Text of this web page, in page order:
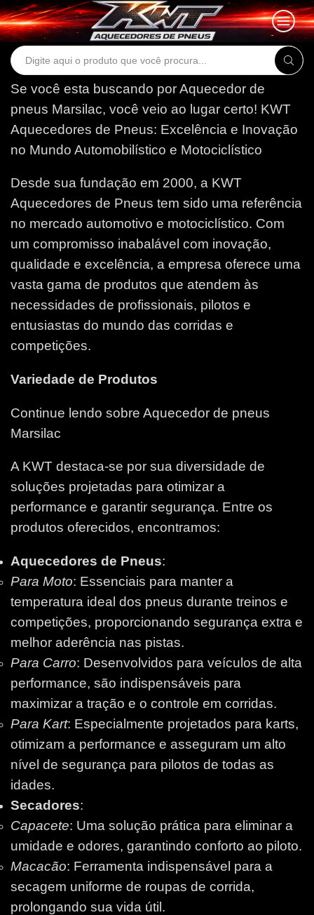
Search
Se você esta buscando por Aquecedor de
pneus Marsilac, você veio ao lugar certo! KWT
Aquecedores de Pneus: Excelência e Inovação
no Mundo Automobilístico e Motociclístico
Desde sua fundação em 2000, a KWT
Aquecedores de Pneus tem sido uma referência
no mercado automotivo e motociclístico. Com
um compromisso inabalável com inovação,
qualidade e excelência, a empresa oferece uma
vasta gama de produtos que atendem às
necessidades de profissionais, pilotos e
entusiastas do mundo das corridas e
competições.
Variedade de Produtos
Continue lendo sobre Aquecedor de pneus
Marsilac
A KWT destaca-se por sua diversidade de
soluções projetadas para otimizar a
performance e garantir segurança. Entre os
produtos oferecidos, encontramos:
Aquecedores de Pneus:
Para Moto: Essenciais para manter a
temperatura ideal dos pneus durante treinos e
competições, proporcionando segurança extra e
melhor aderência nas pistas.
Para Carro: Desenvolvidos para veículos de alta
performance, são indispensáveis para
maximizar a tração e o controle em corridas.
Para Kart: Especialmente projetados para karts,
otimizam a performance e asseguram um alto
nível de segurança para pilotos de todas as
idades.
Secadores:
Capacete: Uma solução prática para eliminar a
umidade e odores, garantindo conforto ao piloto.
Macacão: Ferramenta indispensável para a
secagem uniforme de roupas de corrida,
prolongando sua vida útil.